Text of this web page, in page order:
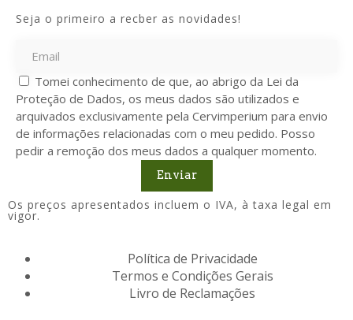
Seja o primeiro a recber as novidades!
Tomei conhecimento de que, ao abrigo da Lei da
Proteção de Dados, os meus dados são utilizados e
arquivados exclusivamente pela Cervimperium para envio
de informações relacionadas com o meu pedido. Posso
pedir a remoção dos meus dados a qualquer momento.
Enviar
Os preços apresentados incluem o IVA, à taxa legal em
vigor.
Política de Privacidade
Termos e Condições Gerais
Livro de Reclamações